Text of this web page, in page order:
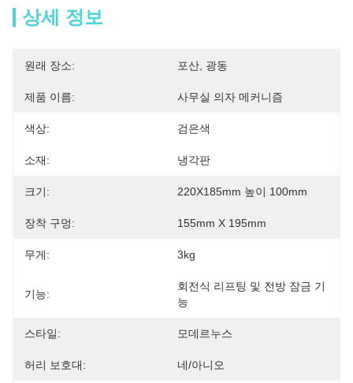
상세 정보
원래 장소: 포산, 광동
제품 이름: 사무실 의자 메커니즘
색상: 검은색
소재: 냉각판
크기: 220X185mm 높이 100mm
장착 구멍: 155mm X 195mm
무게: 3kg
기능:
회전식 리프팅 및 전방 잠금 기
능
스타일: 모데르누스
허리 보호대: 네/아니오